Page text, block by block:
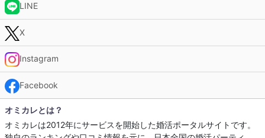
LINE
X
Instagram
Facebook
オミカレとは？
オミカレは2012年にサービスを開始した婚活ポータルサイトです。